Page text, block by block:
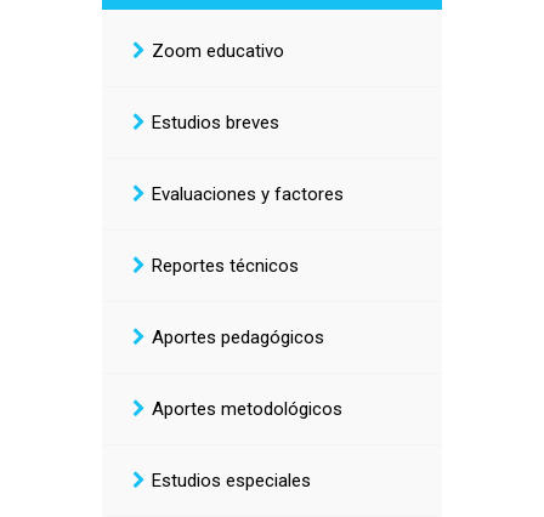
Zoom educativo
Estudios breves
Evaluaciones y factores
Reportes técnicos
Aportes pedagógicos
Aportes metodológicos
Estudios especiales